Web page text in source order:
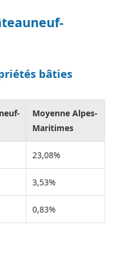
bâties
Moyenne Alpes-
Maritimes
23,08%
3,53%
0,83%